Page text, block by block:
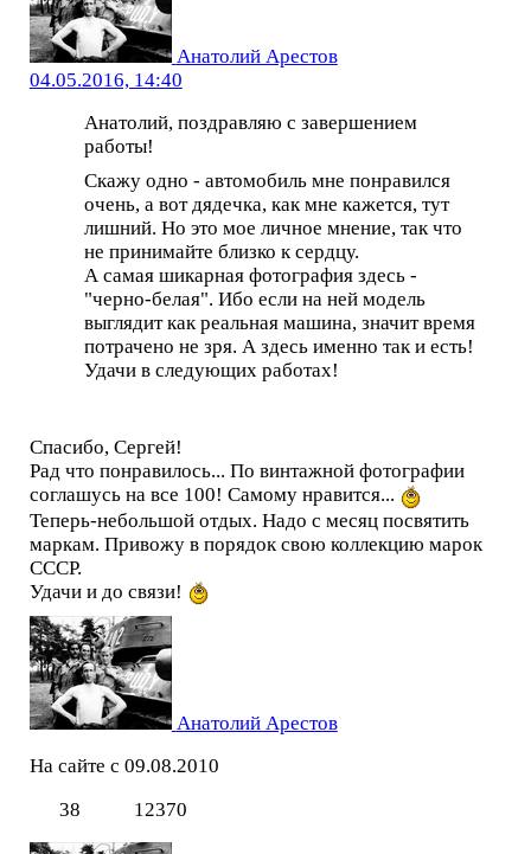
Анатолий Арестов
04.05.2016, 14:40
Анатолий, поздравляю с завершением
работы!
Скажу одно - автомобиль мне понравился
очень, а вот дядечка, как мне кажется, тут
лишний. Но это мое личное мнение, так что
не принимайте близко к сердцу.
А самая шикарная фотография здесь -
"черно-белая". Ибо если на ней модель
выглядит как реальная машина, значит время
потрачено не зря. А здесь именно так и есть!
Удачи в следующих работах!
Спасибо, Сергей!
Рад что понравилось... По винтажной фотографии
соглашусь на все 100! Самому нравится...
Теперь-небольшой отдых. Надо с месяц посвятить
маркам. Привожу в порядок свою коллекцию марок
СССР.
Удачи и до связи!
Анатолий Арестов
На сайте с 09.08.2010
38
12370